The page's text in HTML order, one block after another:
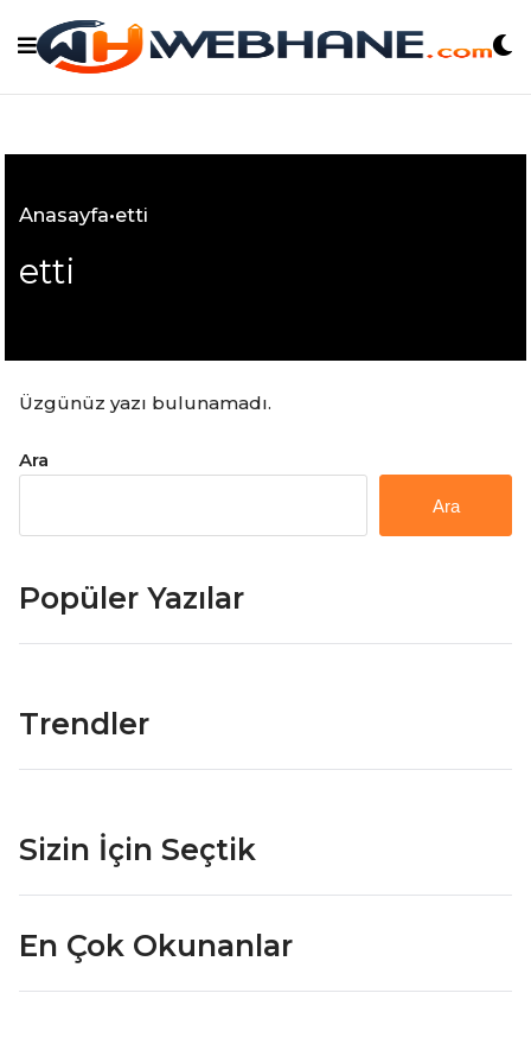
content
Anasayfa•etti
etti
Üzgünüz yazı bulunamadı.
Ara
Ara
Popüler Yazılar
Trendler
Sizin İçin Seçtik
En Çok Okunanlar